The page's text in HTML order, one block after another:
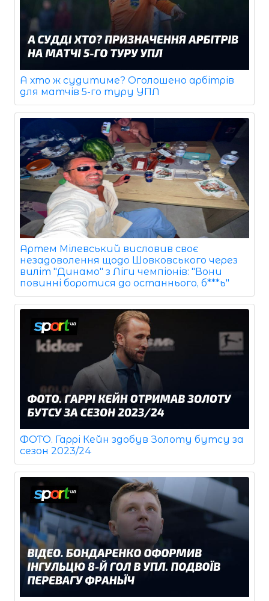
А хто ж судитиме? Оголошено арбітрів
для матчів 5-го туру УПЛ
Артем Мілевський висловив своє
незадоволення щодо Шовковського через
виліт "Динамо" з Ліги чемпіонів: "Вони
повинні боротися до останнього, б***ь"
ФОТО. Гаррі Кейн здобув Золоту бутсу за
сезон 2023/24